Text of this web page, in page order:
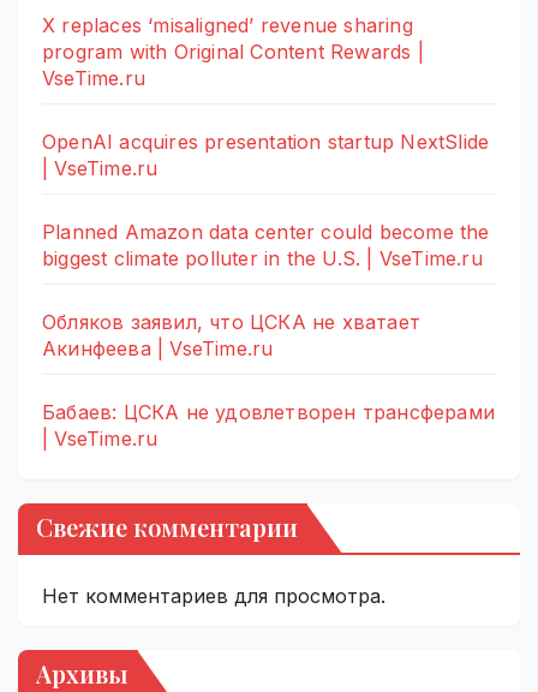
X replaces ‘misaligned’ revenue sharing
program with Original Content Rewards |
VseTime.ru
OpenAI acquires presentation startup NextSlide
| VseTime.ru
Planned Amazon data center could become the
biggest climate polluter in the U.S. | VseTime.ru
Обляков заявил, что ЦСКА не хватает
Акинфеева | VseTime.ru
Бабаев: ЦСКА не удовлетворен трансферами
| VseTime.ru
Свежие комментарии
Нет комментариев для просмотра.
Архивы